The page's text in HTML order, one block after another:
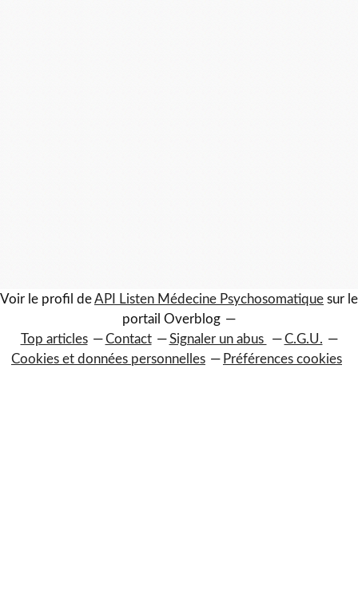
Voir le profil deAPI Listen Médecine Psychosomatique sur le
portail Overblog
Top articles
Contact Signaler un abus
C.G.U.
Cookies et données personnelles
Préférences cookies